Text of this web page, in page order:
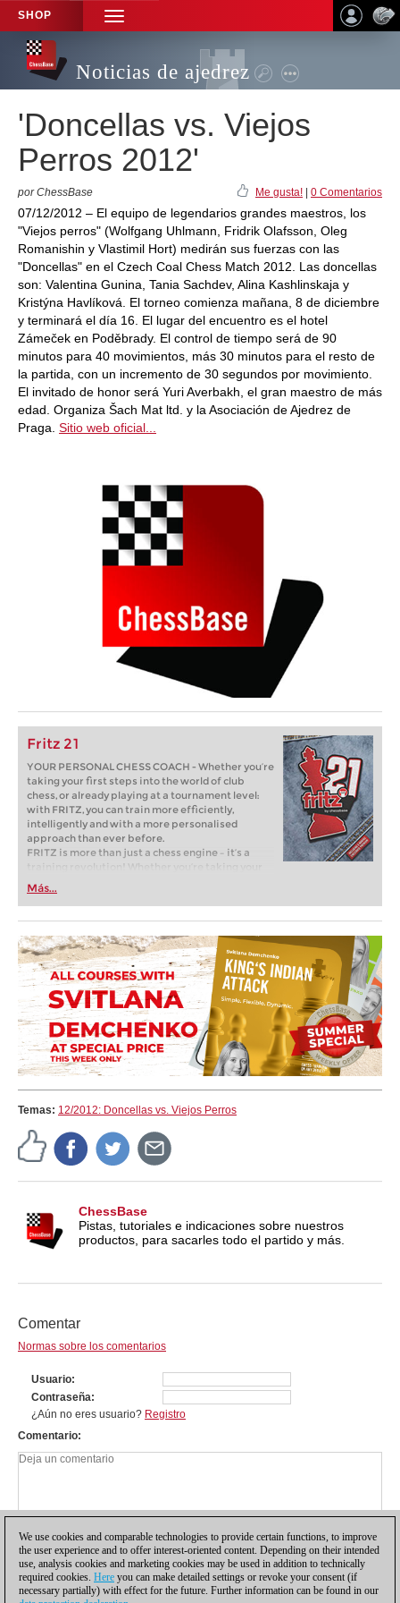
SHOP
TOGGLE
NAVIGATION
Noticias de ajedrez
'Doncellas vs. Viejos
Perros 2012'
por ChessBase Me gusta! 0 Comentarios
07/12/2012 – El equipo de legendarios grandes maestros, los
"Viejos perros" (Wolfgang Uhlmann, Fridrik Olafsson, Oleg
Romanishin y Vlastimil Hort) medirán sus fuerzas con las
"Doncellas" en el Czech Coal Chess Match 2012. Las doncellas
son: Valentina Gunina, Tania Sachdev, Alina Kashlinskaja y
Kristýna Havlíková. El torneo comienza mañana, 8 de diciembre
y terminará el día 16. El lugar del encuentro es el hotel
Zámeček en Poděbrady. El control de tiempo será de 90
minutos para 40 movimientos, más 30 minutos para el resto de
la partida, con un incremento de 30 segundos por movimiento.
El invitado de honor será Yuri Averbakh, el gran maestro de más
edad. Organiza Šach Mat ltd. y la Asociación de Ajedrez de
Praga. Sitio web oficial...
Fritz 21
YOUR PERSONAL CHESS COACH - Whether you’re
taking your first steps into the world of club
chess, or already playing at a tournament level:
with FRITZ, you can train more efficiently,
intelligently and with a more personalised
approach than ever before.
FRITZ is more than just a chess engine – it’s a
training revolution! Whether you’re taking your
first steps into the world of club chess, or already
playing at a tournament level: with FRITZ, you can
train more efficiently, intelligently and with a
more personalised approach than ever before.
Más...
Temas: 12/2012: Doncellas vs. Viejos Perros
ChessBase
Pistas, tutoriales e indicaciones sobre nuestros
productos, para sacarles todo el partido y más.
Comentar
Normas sobre los comentarios
Usuario
Contraseña
¿Aún no eres usuario? Registro
Comentario
We use cookies and comparable technologies to provide certain functions, to improve
the user experience and to offer interest-oriented content. Depending on their intended
use, analysis cookies and marketing cookies may be used in addition to technically
required cookies. Here you can make detailed settings or revoke your consent (if
necessary partially) with effect for the future. Further information can be found in our